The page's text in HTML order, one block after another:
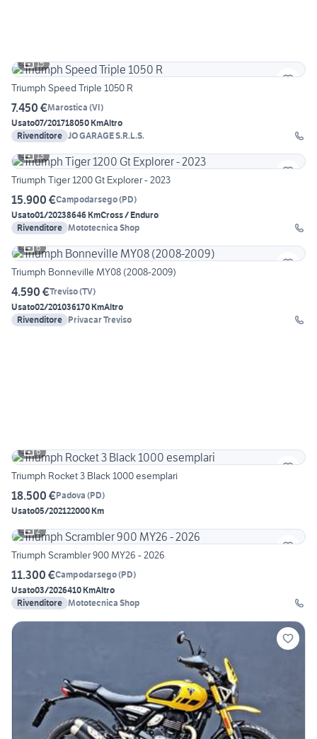
15
Triumph Speed Triple 1050 R
7.450 €Marostica (VI)
Usato07/201718050 KmAltro
Rivenditore JO GARAGE S.R.L.S.
13
Triumph Tiger 1200 Gt Explorer - 2023
15.900 €Campodarsego(PD)
Usato01/20238646 KmCross / Enduro
Rivenditore Mototecnica Shop
6
Triumph Bonneville MY08 (2008-2009)
4.590 €Treviso(TV)
Usato02/201036170 KmAltro
Rivenditore Privacar Treviso
6
Triumph Rocket 3 Black 1000 esemplari
18.500 €Padova (PD)
Usato05/202122000 Km
2
Triumph Scrambler 900 MY26 - 2026
11.300 €Campodarsego(PD)
Usato03/2026410 KmAltro
Rivenditore Mototecnica Shop